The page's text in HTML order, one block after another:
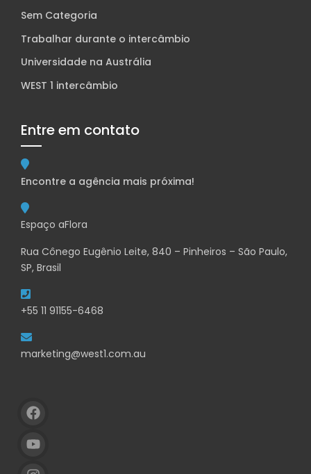
Sem Categoria
Trabalhar durante o intercâmbio
Universidade na Austrália
WEST 1 intercâmbio
Entre em contato
Encontre a agência mais próxima!
Espaço aFlora
Rua Cônego Eugênio Leite, 840 – Pinheiros – São Paulo,
SP, Brasil
+55 11 91155-6468
marketing@west1.com.au